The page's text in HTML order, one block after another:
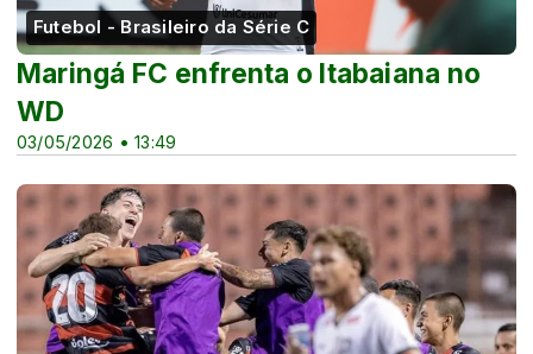
Futebol - Brasileiro da Série C
03/05/2026 • 13:49
Maringá FC enfrenta o Itabaiana no
WD